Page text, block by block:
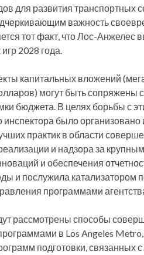
для развития транспортных
важность
тот факт, что Лос-
2028 года.
капитальных вложений
могут быть сопряжены
бюджета. В целях борьбы с
инспектора было
практик в области
и надзора за
и обеспечения
и послужила катализатором
программами
рассмотрены способы
в Los Angeles
подготовки, связанных